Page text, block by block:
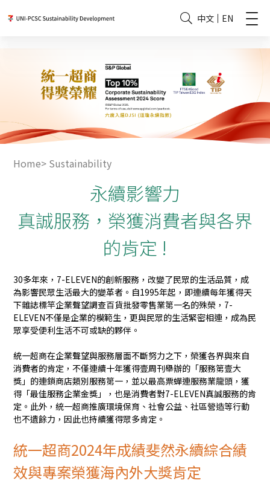
中文 EN
Home> Sustainability
永續影響力
真誠服務，榮獲消費者與各界
的肯定 !
30多年來，7-ELEVEN的創新服務，改變了民眾的生活品質，成
為影響民眾生活最大的變革者。自1995年起，即連續每年獲得天
下雜誌標竿企業聲望調查百貨批發零售業第一名的殊榮，7-
ELEVEN不僅是企業的模範生，更與民眾的生活緊密相連，成為民
眾享受便利生活不可或缺的夥伴。
統一超商在企業聲望與服務層面不斷努力之下，榮獲各界與來自
消費者的肯定，不僅連續十年獲得壹周刊舉辦的「服務第壹大
獎」的連鎖商店類別服務第一，並以最高票蟬連服務業龍頭，獲
得「最佳服務企業金獎」，也是消費者對7-ELEVEN真誠服務的肯
定。此外，統一超商推廣環境保育、社會公益、社區營造等行動
也不遺餘力，因此也持續獲得眾多肯定。
統一超商2024年成績斐然永續綜合績
效與專案榮獲海內外大獎肯定